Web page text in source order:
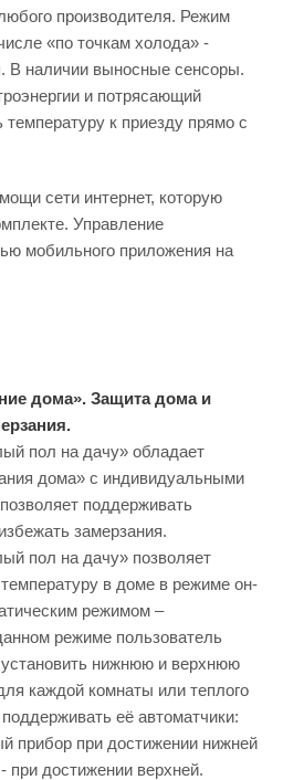
производителя. Режим
«по точкам холода» -
В наличии выносные сенсоры.
и потрясающий
к приезду прямо с
сети интернет, которую
Управление
мобильного приложения на
дома». Защита дома и
пол на дачу» обладает
дома» с индивидуальными
поддерживать
замерзания.
пол на дачу» позволяет
в доме в режиме он-
режимом –
режиме пользователь
нижнюю и верхнюю
каждой комнаты или теплого
её автоматчики:
прибор при достижении нижней
при достижении верхней.